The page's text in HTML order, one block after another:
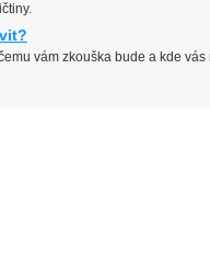
vám zkouška bude a kde vás